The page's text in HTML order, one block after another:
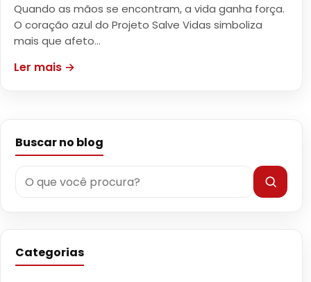
Quando as mãos se encontram, a vida ganha força.
O coração azul do Projeto Salve Vidas simboliza
mais que afeto…
Ler mais →
Buscar no blog
Categorias